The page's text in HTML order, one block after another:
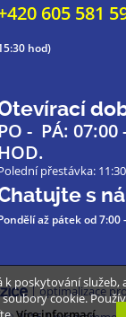
605 581
hod)
PO - PÁ: 07:00
HOD.
přestávka:
s
až pátekod 7:00
| optimalizace
k poskytování služeb,
soubory cookie.